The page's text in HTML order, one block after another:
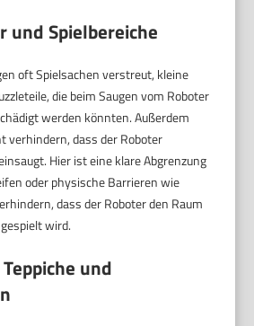
und Spielbereiche
oft Spielsachen verstreut, kleine
die beim Saugen vom Roboter
werden könnten. Außerdem
verhindern, dass der Roboter
Hier ist eine klare Abgrenzung
oder physische Barrieren wie
dass der Roboter den Raum
wird.
und